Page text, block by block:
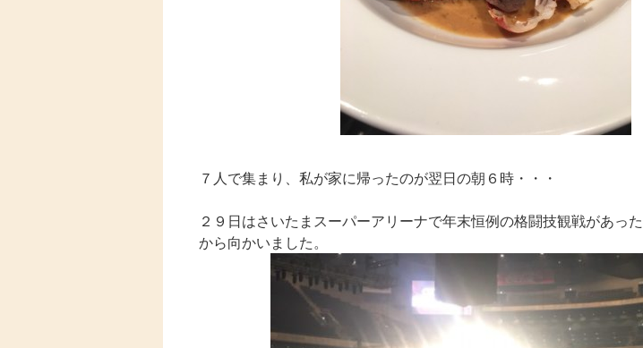
７人で集まり、私が家に帰ったのが翌日の朝６時・・・
２９日はさいたまスーパーアリーナで年末恒例の格闘技観戦があっ
から向かいました。